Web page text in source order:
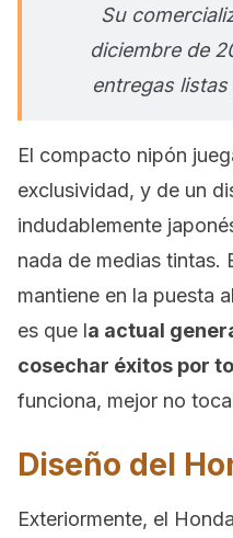
Su
diciembre de
entregas
El compacto nipón
exclusividad, y de un
indudablemente
nada de medias tintas.
mantiene en la puesta
es que la actual
cosechar éxitos por
funciona, mejor no
Diseño del
Exteriormente, el